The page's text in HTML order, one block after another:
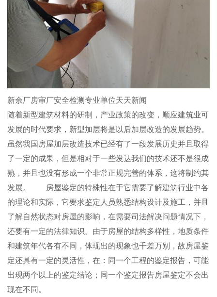
新余厂房审厂安全检测专业单位天天新闻
随着新型建筑材料的研制，产业政策的改变，顺应建筑业可
发展的时代要求，新型加层将是以后加层改造的发展趋势。
虽然我国房屋加层改造技术已经有了一段发展历史并且取得
了一定的成果，但是相对于一些发达我们的技术还不是很成
熟，并且也没有形成一个非常正规完善的体系，这将制约其
发展。 房屋鉴定的特殊性在于它需要了解建筑行业中各
的理论和实际，它要求鉴定人员熟悉结构设计及施工，并且
了解自然状态对房屋的影响，在需要司法解决问题情况下，
还要有一定的法律知识。由于房屋的结构多样性，地质条件
和建筑年代各有不同，体现出的现象也千差万别，故房屋鉴
定还具有一定的灵活性，在：同一个工程的鉴定报告，可能
出现两个以上的鉴定结论；同一个鉴定报告房屋鉴定不会出
现在不同。